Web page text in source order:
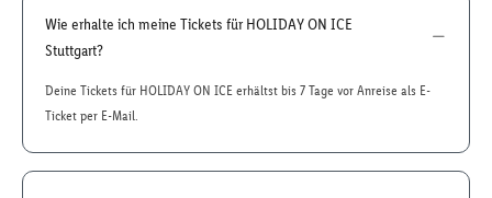
Wie erhalte ich meine Tickets für HOLIDAY ON ICE
Stuttgart?
Deine Tickets für HOLIDAY ON ICE erhältst bis 7 Tage vor Anreise als E-
Ticket per E-Mail.